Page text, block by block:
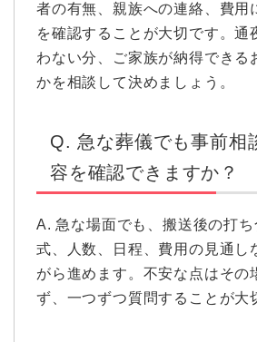
者の有無、親族への連絡、費用
を確認することが大切です。通
わない分、ご家族が納得できる
かを相談して決めましょう。
Q. 急な葬儀でも事前相
容を確認できますか？
A. 急な場面でも、搬送後の打
式、人数、日程、費用の見通し
がら進めます。不安な点はその
ず、一つずつ質問することが大